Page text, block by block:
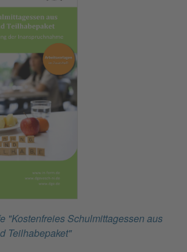
"Kostenfreies Schulmittagessen aus
Teilhabepaket"